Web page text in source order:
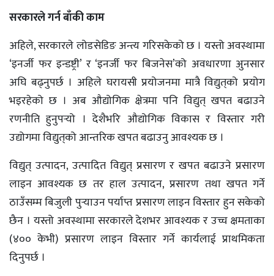
सरकारले गर्न बाँकी काम
अहिले, सरकारले लोडसेडिङ अन्त्य गरिसकेको छ । यस्तो अवस्थामा
‘इनर्जी फर इन्डष्ट्री’ र ‘इनर्जी फर बिजनेस’को अवधारणा अुनसार
अघि बढ्नुपर्छ । अहिले घरायसी प्रयोजनमा मात्रै विद्युत्‌को प्रयोग
भइरहेको छ । अब औद्योगिक क्षेत्रमा पनि विद्युत् खपत बढाउने
रणनीति हुनुपर्‍यो । देशैभरि औद्योगिक विकास र विस्तार गरी
उद्योगमा विद्युत्‌को आन्तरिक खपत बढाउनु आवश्यक छ ।
विद्युत् उत्पादन, उत्पादित विद्युत् प्रसारण र खपत बढाउने प्रसारण
लाइन आवश्यक छ तर हाल उत्पादन, प्रसारण तथा खपत गर्ने
ठाउँसम्म बिजुली पुर्‍याउन पर्याप्त प्रसारण लाइन विस्तार हुन सकेको
छैन । यस्तो अवस्थामा सरकारले देशभर आवश्यक र उच्च क्षमताका
(४०० केभी) प्रसारण लाइन विस्तार गर्ने कार्यलाई प्राथमिकता
दिनुपर्छ ।